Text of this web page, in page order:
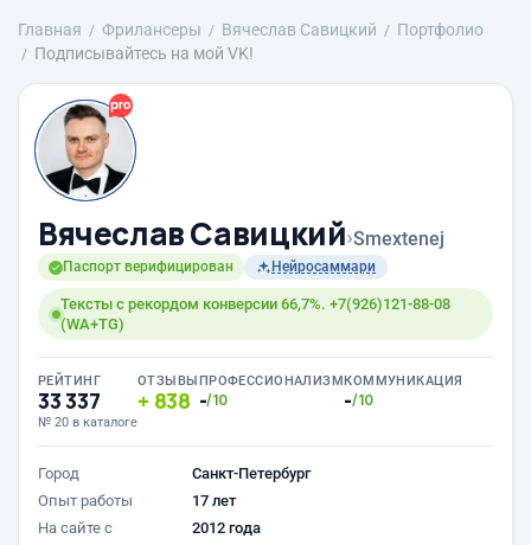
Главная Фрилансеры Вячеслав Савицкий
Портфолио
Подписывайтесь на мой VK!
Вячеслав Савицкий›Smextenej
Паспорт верифицирован Нейросаммари
Тексты с рекордом конверсии 66,7%. +7(926)121-88-08
(WA+TG)
РЕЙТИНГ
33 337
№ 20 в каталоге
ОТЗЫВЫ
838
ПРОФЕССИОНАЛИЗМ
-/10
КОММУНИКАЦИЯ
-/10
Город
Санкт-Петербург
Опыт работы
17 лет
На сайте с
2012 года